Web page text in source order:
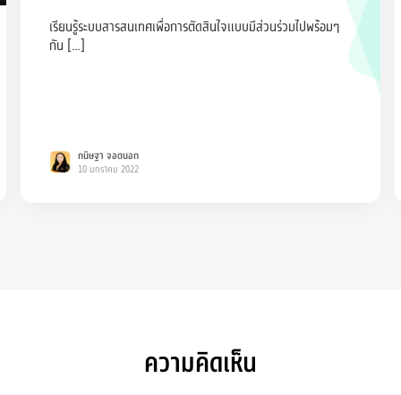
เรียนรู้ระบบสารสนเทศเพื่อการตัดสินใจแบบมีส่วนร่วมไปพร้อมๆ
กัน […]
กนิษฐา จอดนอก
10 มกราคม 2022
ความคิดเห็น